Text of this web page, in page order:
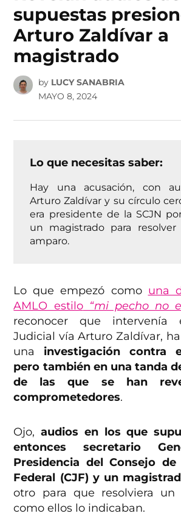
supuestas
Arturo Zaldívar a
magistrado
by LUCY SANABRIA
MAYO 8, 2024
Lo que necesitas saber:
Hay una acusación, con
Arturo Zaldívar y su círculo
era presidente de la SCJN
un magistrado para
amparo.
Lo que empezó como una
AMLO estilo“mi pecho no
reconocer que
Judicial vía Arturo Zaldívar,
una investigación contra
pero también en una tanda
de las que se han
comprometedores.
Ojo,audios en los que
entonces secretario
Presidencia del Consejo
Federal (CJF) y un
otro para que resolviera
como ellos lo indicaban.